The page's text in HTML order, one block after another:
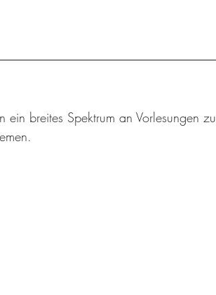
breites Spektrum an Vorlesungen zu